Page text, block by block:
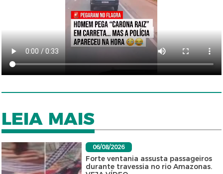
LEIA MAIS
06/08/2026
Forte ventania assusta passageiros
durante travessia no rio Amazonas.